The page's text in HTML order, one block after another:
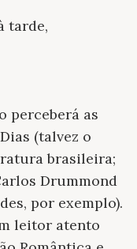
tarde,
perceberá as
(talvez o
brasileira;
Drummond
por exemplo).
leitor atento